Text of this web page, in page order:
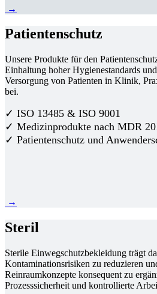
→
Patientenschutz
Unsere Produkte für den
Einhaltung hoher Hygienestandards
Versorgung von Patienten in Klinik,
bei.
✓ ISO 13485 & ISO 9001
✓ Medizinprodukte nach MDR
✓ Patientenschutz und
→
Steril
Sterile Einwegschutzbekleidung trägt
Kontaminationsrisiken zu reduzieren
Reinraumkonzepte konsequent zu
Prozesssicherheit und kontrollierte